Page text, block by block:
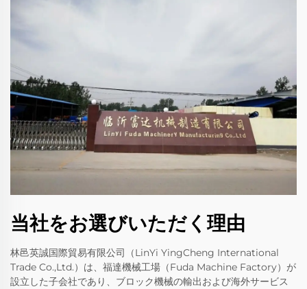
当社をお選びいただく理由
林邑英誠国際貿易有限公司（LinYi YingCheng International
Trade Co.,Ltd.）は、福達機械工場（Fuda Machine Factory）が
設立した子会社であり、ブロック機械の輸出および海外サービス